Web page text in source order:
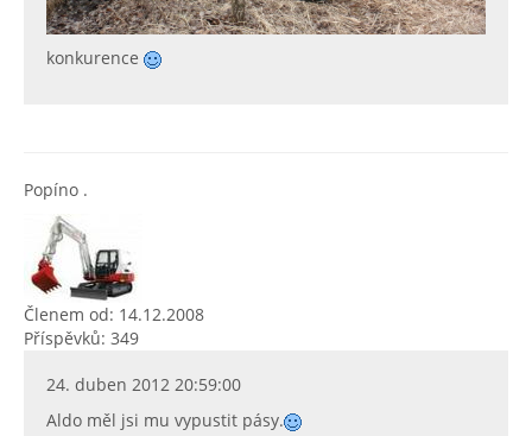
konkurence
Popíno .
Členem od: 14.12.2008
Příspěvků: 349
24. duben 2012 20:59:00
Aldo měl jsi mu vypustit pásy.